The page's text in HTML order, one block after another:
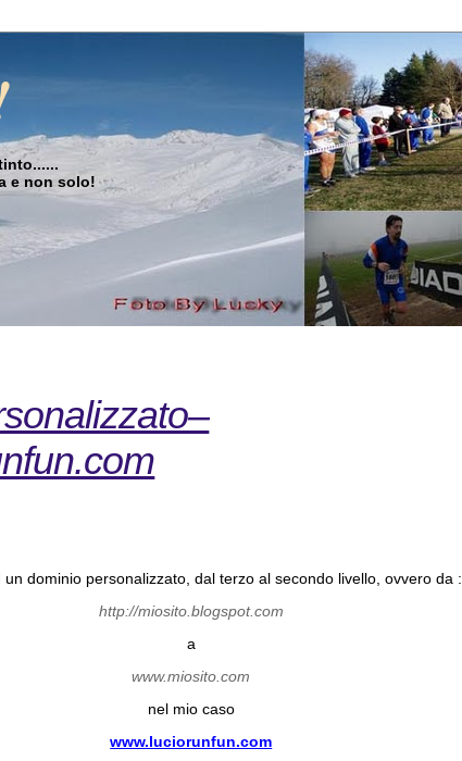
e non solo!
dominio personalizzato, dal terzo al secondo livello, ovvero da :
http://miosito.blogspot.com
a
www.miosito.com
nel mio caso
www.luciorunfun.com